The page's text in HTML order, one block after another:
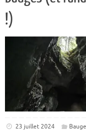
!)
23 juillet 2024